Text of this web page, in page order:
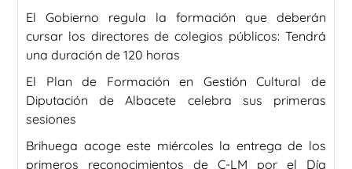
El Gobierno regula la formación que deberán
cursar los directores de colegios públicos: Tendrá
una duración de 120 horas
El Plan de Formación en Gestión Cultural de
Diputación de Albacete celebra sus primeras
sesiones
Brihuega acoge este miércoles la entrega de los
primeros reconocimientos de C-LM por el Día